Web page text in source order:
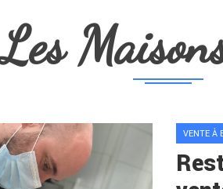
Les
VENTE À